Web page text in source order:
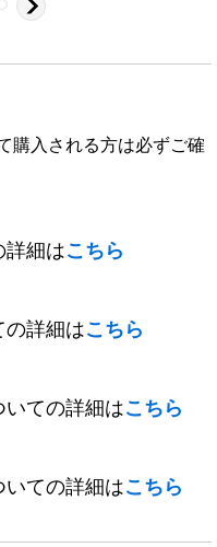
購入される方は必ずご確
細はこちら
詳細はこちら
ての詳細はこちら
ての詳細はこちら